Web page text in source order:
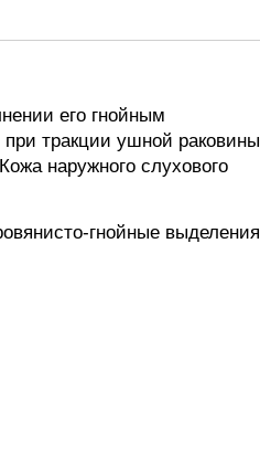
его гнойным
тракции ушной раковины
наружного слухового
гнойные выделения